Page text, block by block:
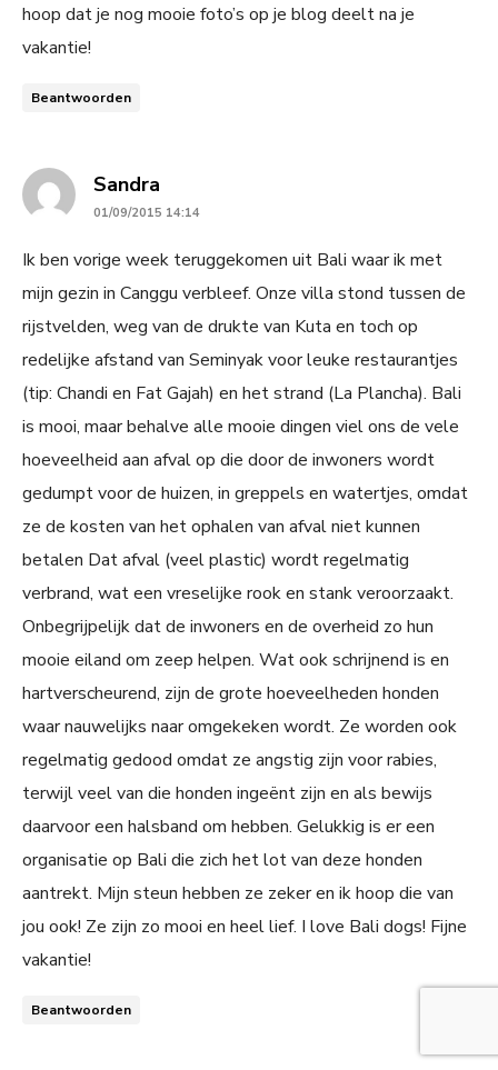
hoop dat je nog mooie foto’s op je blog deelt na je
vakantie!
Beantwoorden
Sandra
01/09/2015 14:14
Ik ben vorige week teruggekomen uit Bali waar ik met
mijn gezin in Canggu verbleef. Onze villa stond tussen de
rijstvelden, weg van de drukte van Kuta en toch op
redelijke afstand van Seminyak voor leuke restaurantjes
(tip: Chandi en Fat Gajah) en het strand (La Plancha). Bali
is mooi, maar behalve alle mooie dingen viel ons de vele
hoeveelheid aan afval op die door de inwoners wordt
gedumpt voor de huizen, in greppels en watertjes, omdat
ze de kosten van het ophalen van afval niet kunnen
betalen Dat afval (veel plastic) wordt regelmatig
verbrand, wat een vreselijke rook en stank veroorzaakt.
Onbegrijpelijk dat de inwoners en de overheid zo hun
mooie eiland om zeep helpen. Wat ook schrijnend is en
hartverscheurend, zijn de grote hoeveelheden honden
waar nauwelijks naar omgekeken wordt. Ze worden ook
regelmatig gedood omdat ze angstig zijn voor rabies,
terwijl veel van die honden ingeënt zijn en als bewijs
daarvoor een halsband om hebben. Gelukkig is er een
organisatie op Bali die zich het lot van deze honden
aantrekt. Mijn steun hebben ze zeker en ik hoop die van
jou ook! Ze zijn zo mooi en heel lief. I love Bali dogs! Fijne
vakantie!
Beantwoorden